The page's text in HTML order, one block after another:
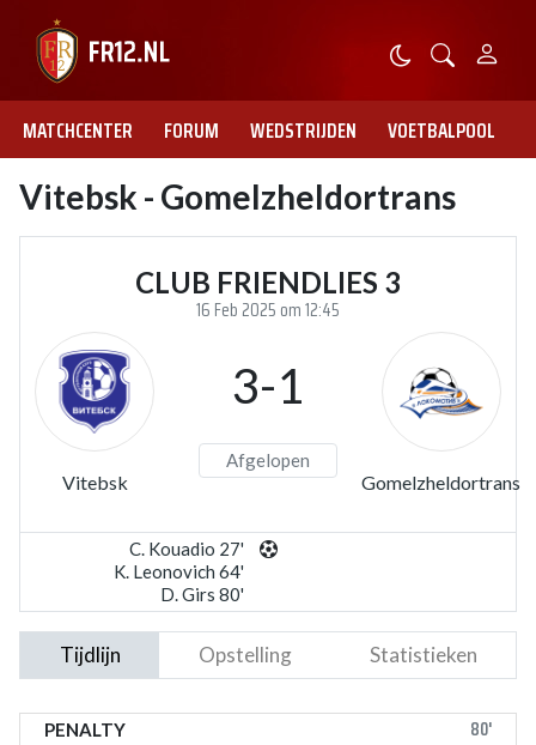
MATCHCENTER FORUM WEDSTRIJDEN VOETBALPOOL
Vitebsk - Gomelzheldortrans
CLUB FRIENDLIES 3
16 Feb 2025 om 12:45
Vitebsk
3-1
Afgelopen
Gomelzheldortrans
C. Kouadio 27'
K. Leonovich 64'
D. Girs 80'
Tijdlijn Opstelling Statistieken
PENALTY 80'